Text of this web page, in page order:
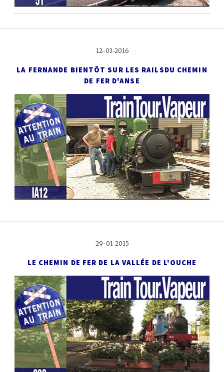
12-03-2016
LA FERNANDE BIENTÔT SUR LES RAILSDU CHEMIN
DE FER D'ANSE
29-01-2015
LE CHEMIN DE FER DE LA VALLÉE DE L'OUCHE